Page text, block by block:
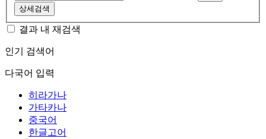
상세검색
결과 내 재검색
인기 검색어
다국어 입력
히라가나
가타카나
중국어
한글고어